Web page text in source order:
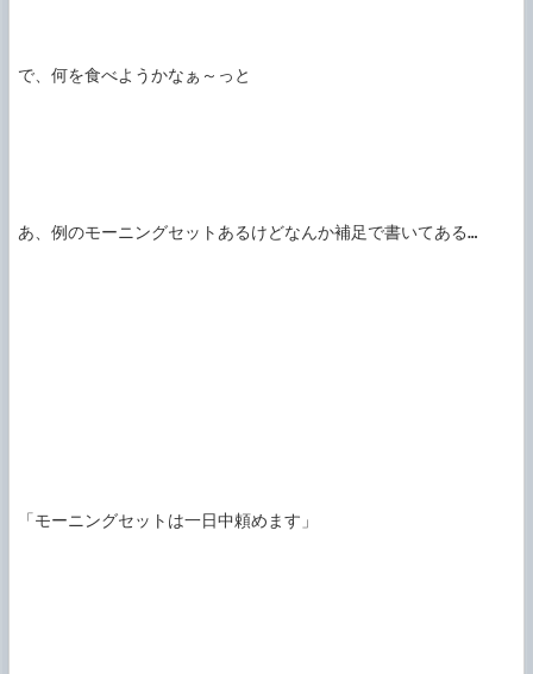
で、何を食べようかなぁ～っと
あ、例のモーニングセットあるけどなんか補足で書いてある…
「モーニングセットは一日中頼めます」